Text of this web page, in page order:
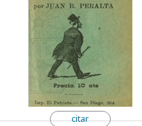
citar